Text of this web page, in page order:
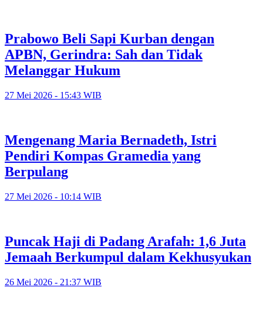
Prabowo Beli Sapi Kurban dengan
APBN, Gerindra: Sah dan Tidak
Melanggar Hukum
27 Mei 2026 - 15:43 WIB
Mengenang Maria Bernadeth, Istri
Pendiri Kompas Gramedia yang
Berpulang
27 Mei 2026 - 10:14 WIB
Puncak Haji di Padang Arafah: 1,6 Juta
Jemaah Berkumpul dalam Kekhusyukan
26 Mei 2026 - 21:37 WIB